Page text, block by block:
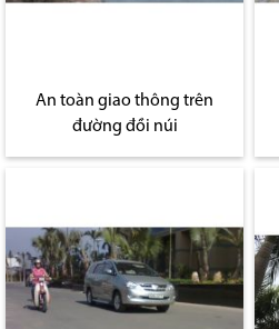
An toàn giao thông trên
đường đồi núi